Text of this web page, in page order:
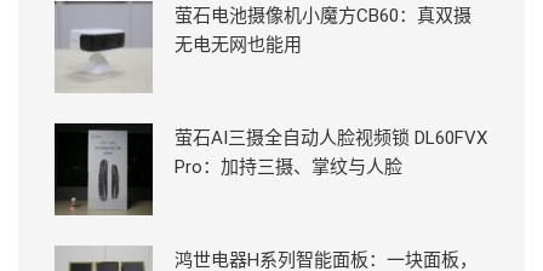
萤石电池摄像机小魔方CB60：真双摄
无电无网也能用
萤石AI三摄全自动人脸视频锁 DL60FVX
Pro：加持三摄、掌纹与人脸
鸿世电器H系列智能面板：一块面板，